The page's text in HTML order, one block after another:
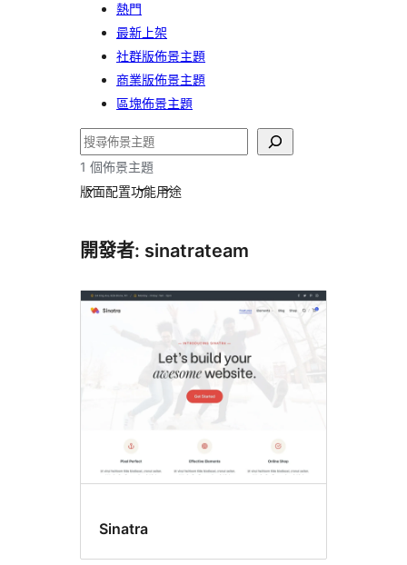
熱門
最新上架
社群版佈景主題
商業版佈景主題
區塊佈景主題
搜
尋
1 個佈景主題
版面配置功能用途
開發者: sinatrateam
Sinatra